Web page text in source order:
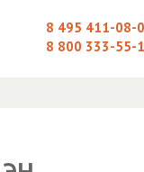
8 495 411-08-
8 800 333-55-